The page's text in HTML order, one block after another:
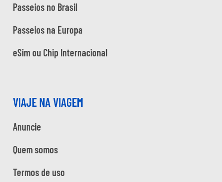
Passeios no Brasil
Passeios na Europa
eSim ou Chip Internacional
VIAJE NA VIAGEM
Anuncie
Quem somos
Termos de uso